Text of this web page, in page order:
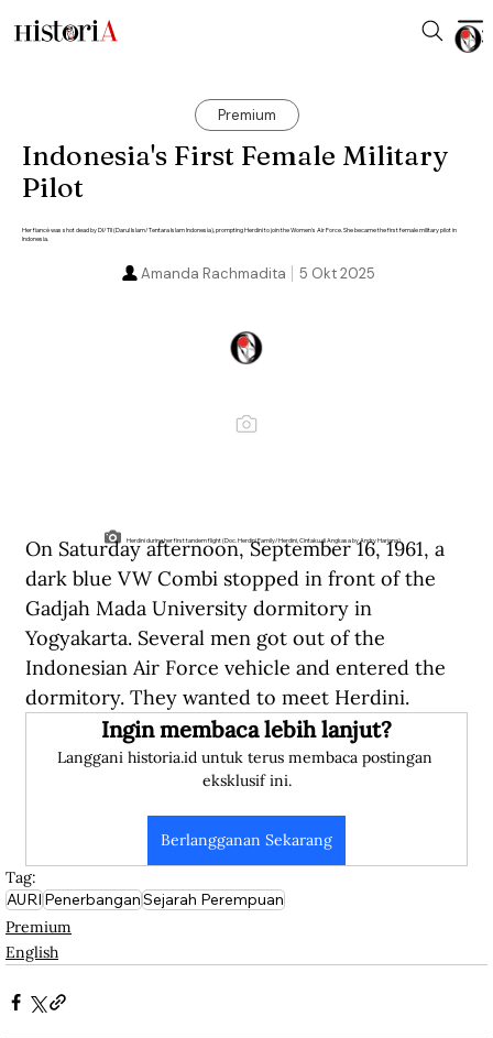
Premium
Indonesia's First Female Military
Pilot
Her fiancé was shot dead by DI/TII (Darul Islam/Tentara Islam Indonesia), prompting Herdini to join the Women's Air Force. She became the first female military pilot in
Indonesia.
5 Okt 2025
Amanda Rachmadita
Herdini during her first tandem flight (Doc. Herdini Family/Herdini, Cintaku di Angkasa by Andry Hariana)
On Saturday afternoon, September 16, 1961, a
dark blue VW Combi stopped in front of the
Gadjah Mada University dormitory in
Yogyakarta. Several men got out of the
Indonesian Air Force vehicle and entered the
dormitory. They wanted to meet Herdini.
Ingin membaca lebih lanjut?
Langgani historia.id untuk terus membaca postingan
eksklusif ini.
Berlangganan Sekarang
Tag:
AURIPenerbanganSejarah Perempuan
Premium
English